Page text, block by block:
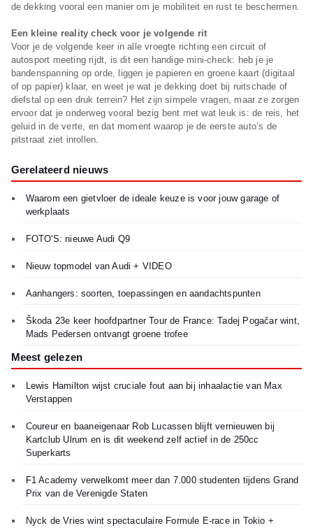
de dekking vooral een manier om je mobiliteit en rust te beschermen.
Een kleine reality check voor je volgende rit
Voor je de volgende keer in alle vroegte richting een circuit of
autosport meeting rijdt, is dit een handige mini-check: heb je je
bandenspanning op orde, liggen je papieren en groene kaart (digitaal
of op papier) klaar, en weet je wat je dekking doet bij ruitschade of
diefstal op een druk terrein? Het zijn simpele vragen, maar ze zorgen
ervoor dat je onderweg vooral bezig bent met wat leuk is: de reis, het
geluid in de verte, en dat moment waarop je de eerste auto’s de
pitstraat ziet inrollen.
Gerelateerd nieuws
Waarom een gietvloer de ideale keuze is voor jouw garage of
werkplaats
FOTO'S: nieuwe Audi Q9
Nieuw topmodel van Audi + VIDEO
Aanhangers: soorten, toepassingen en aandachtspunten
Škoda 23e keer hoofdpartner Tour de France: Tadej Pogačar wint,
Mads Pedersen ontvangt groene trofee
Meest gelezen
Lewis Hamilton wijst cruciale fout aan bij inhaalactie van Max
Verstappen
Coureur en baaneigenaar Rob Lucassen blijft vernieuwen bij
Kartclub Ulrum en is dit weekend zelf actief in de 250cc
Superkarts
F1 Academy verwelkomt meer dan 7.000 studenten tijdens Grand
Prix van de Verenigde Staten
Nyck de Vries wint spectaculaire Formule E-race in Tokio +